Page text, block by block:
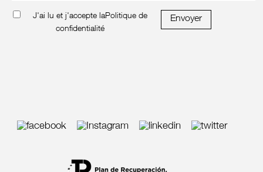
J'ai lu et j'accepte laPolitique de
confidentialité
Envoyer